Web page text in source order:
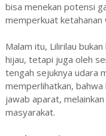
bisa menekan potensi
memperkuat ketahanan
Malam itu, Lilirilau
hijau, tetapi juga oleh
tengah sejuknya udara
memperlihatkan, bahwa
jawab aparat,
masyarakat.